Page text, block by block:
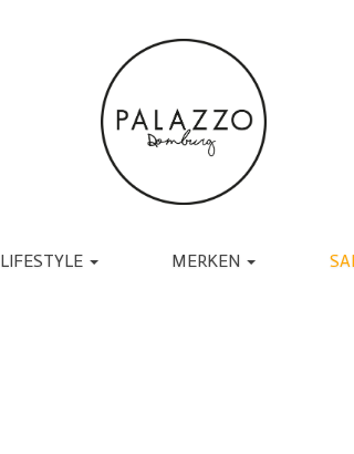
LIFESTYLE MERKEN